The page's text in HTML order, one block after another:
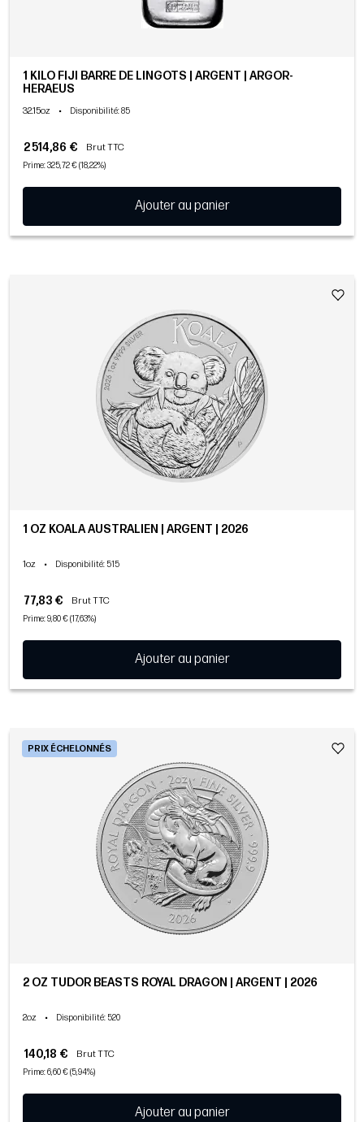
1 KILO FIJI BARRE DE LINGOTS | ARGENT | ARGOR-
HERAEUS
32.15oz • Disponibilité: 85
2 514,86 € Brut TTC
Prime: 325,72 € (18,22%)
Ajouter au panier
1 OZ KOALA AUSTRALIEN | ARGENT | 2026
1oz • Disponibilité: 515
77,83 € Brut TTC
Prime: 9,80 € (17,63%)
Ajouter au panier
PRIX ÉCHELONNÉS
2 OZ TUDOR BEASTS ROYAL DRAGON | ARGENT | 2026
2oz • Disponibilité: 520
140,18 € Brut TTC
Prime: 6,60 € (5,94%)
Ajouter au panier